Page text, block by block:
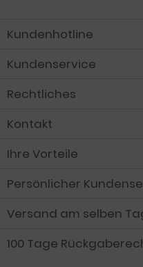
Kundenhotline
Kundenservice
Rechtliches
Kontakt
Ihre Vorteile
Persönlicher
Versand am selben
100 Tage